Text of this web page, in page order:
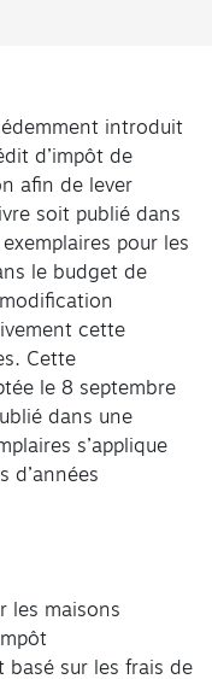
introduit
d’impôt de
afin de lever
soit publié dans
pour les
le budget de
cette
Cette
le 8 septembre
dans une
s’applique
d’années
les maisons
sur les frais de